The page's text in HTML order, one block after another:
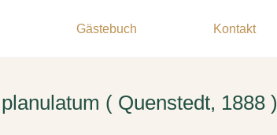
Gästebuch Kontakt
( Quenstedt, 1888 )